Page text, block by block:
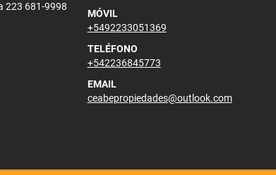
223 681-9998
MÓVIL
+5492233051369
TELÉFONO
+542236845773
EMAIL
ceabepropiedades@outlook.com